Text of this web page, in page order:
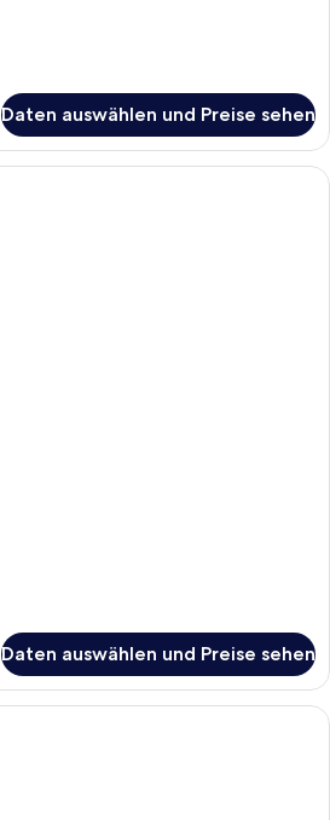
Daten auswählen und Preise sehen
Daten auswählen und Preise sehen
Ein Hotelzimmer mit Bett,